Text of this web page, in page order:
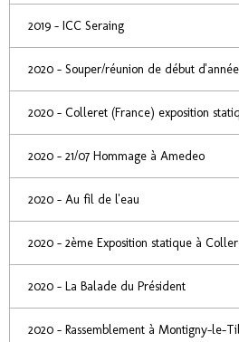
2019 - ICC Seraing
2020 - Souper/réunion de début d'année
2020 - Colleret (France) exposition
2020 - 21/07 Hommage à Amedeo
2020 - Au fil de l'eau
2020 - 2ème Exposition statique à
2020 - La Balade du Président
2020 - Rassemblement à Montigny-le-